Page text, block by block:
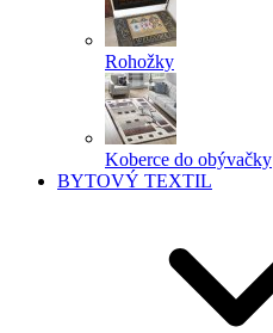
Rohožky
Koberce do obývačky
BYTOVÝ TEXTIL